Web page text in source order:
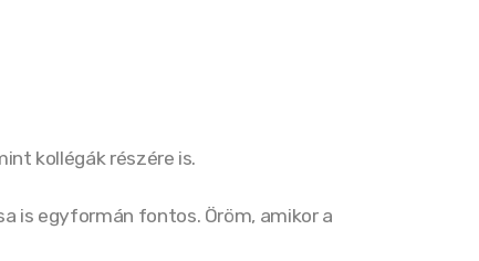
kollégák részére is.
is egyformán fontos. Öröm, amikor a